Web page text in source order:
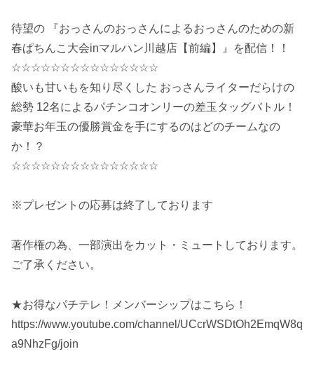
待望の 『おっさんのおっさんによるおっさんのための新
春ぱちんこ大会inマルハン川越店【前編】』を配信！！
☆☆☆☆☆☆☆☆☆☆☆☆☆☆☆
酸いも甘いもを知り尽くした おっさんライターだらけの
総勢 12名によるパチンコオンリーの差玉タッグバトル！
豪華お年玉の優勝賞金を手にするのはどのチームなの
か！？
☆☆☆☆☆☆☆☆☆☆☆☆☆☆☆
※プレゼントの応募は終了しております
著作権の為、一部演出をカット・ミュートしております。
ご了承ください。
★お得なパチテレ！メンバーシップはこちら！
https://www.youtube.com/channel/UCcrWSDtOh2EmqW8q
a9NhzFg/join